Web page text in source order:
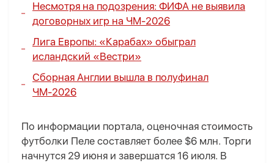
Несмотря на подозрения: ФИФА не выявила
договорных игр на ЧМ-2026
Лига Европы: «Карабах» обыграл
исландский «Вестри»
Сборная Англии вышла в полуфинал
ЧМ-2026
По информации портала, оценочная стоимость
футболки Пеле составляет более $6 млн. Торги
начнутся 29 июня и завершатся 16 июля. В